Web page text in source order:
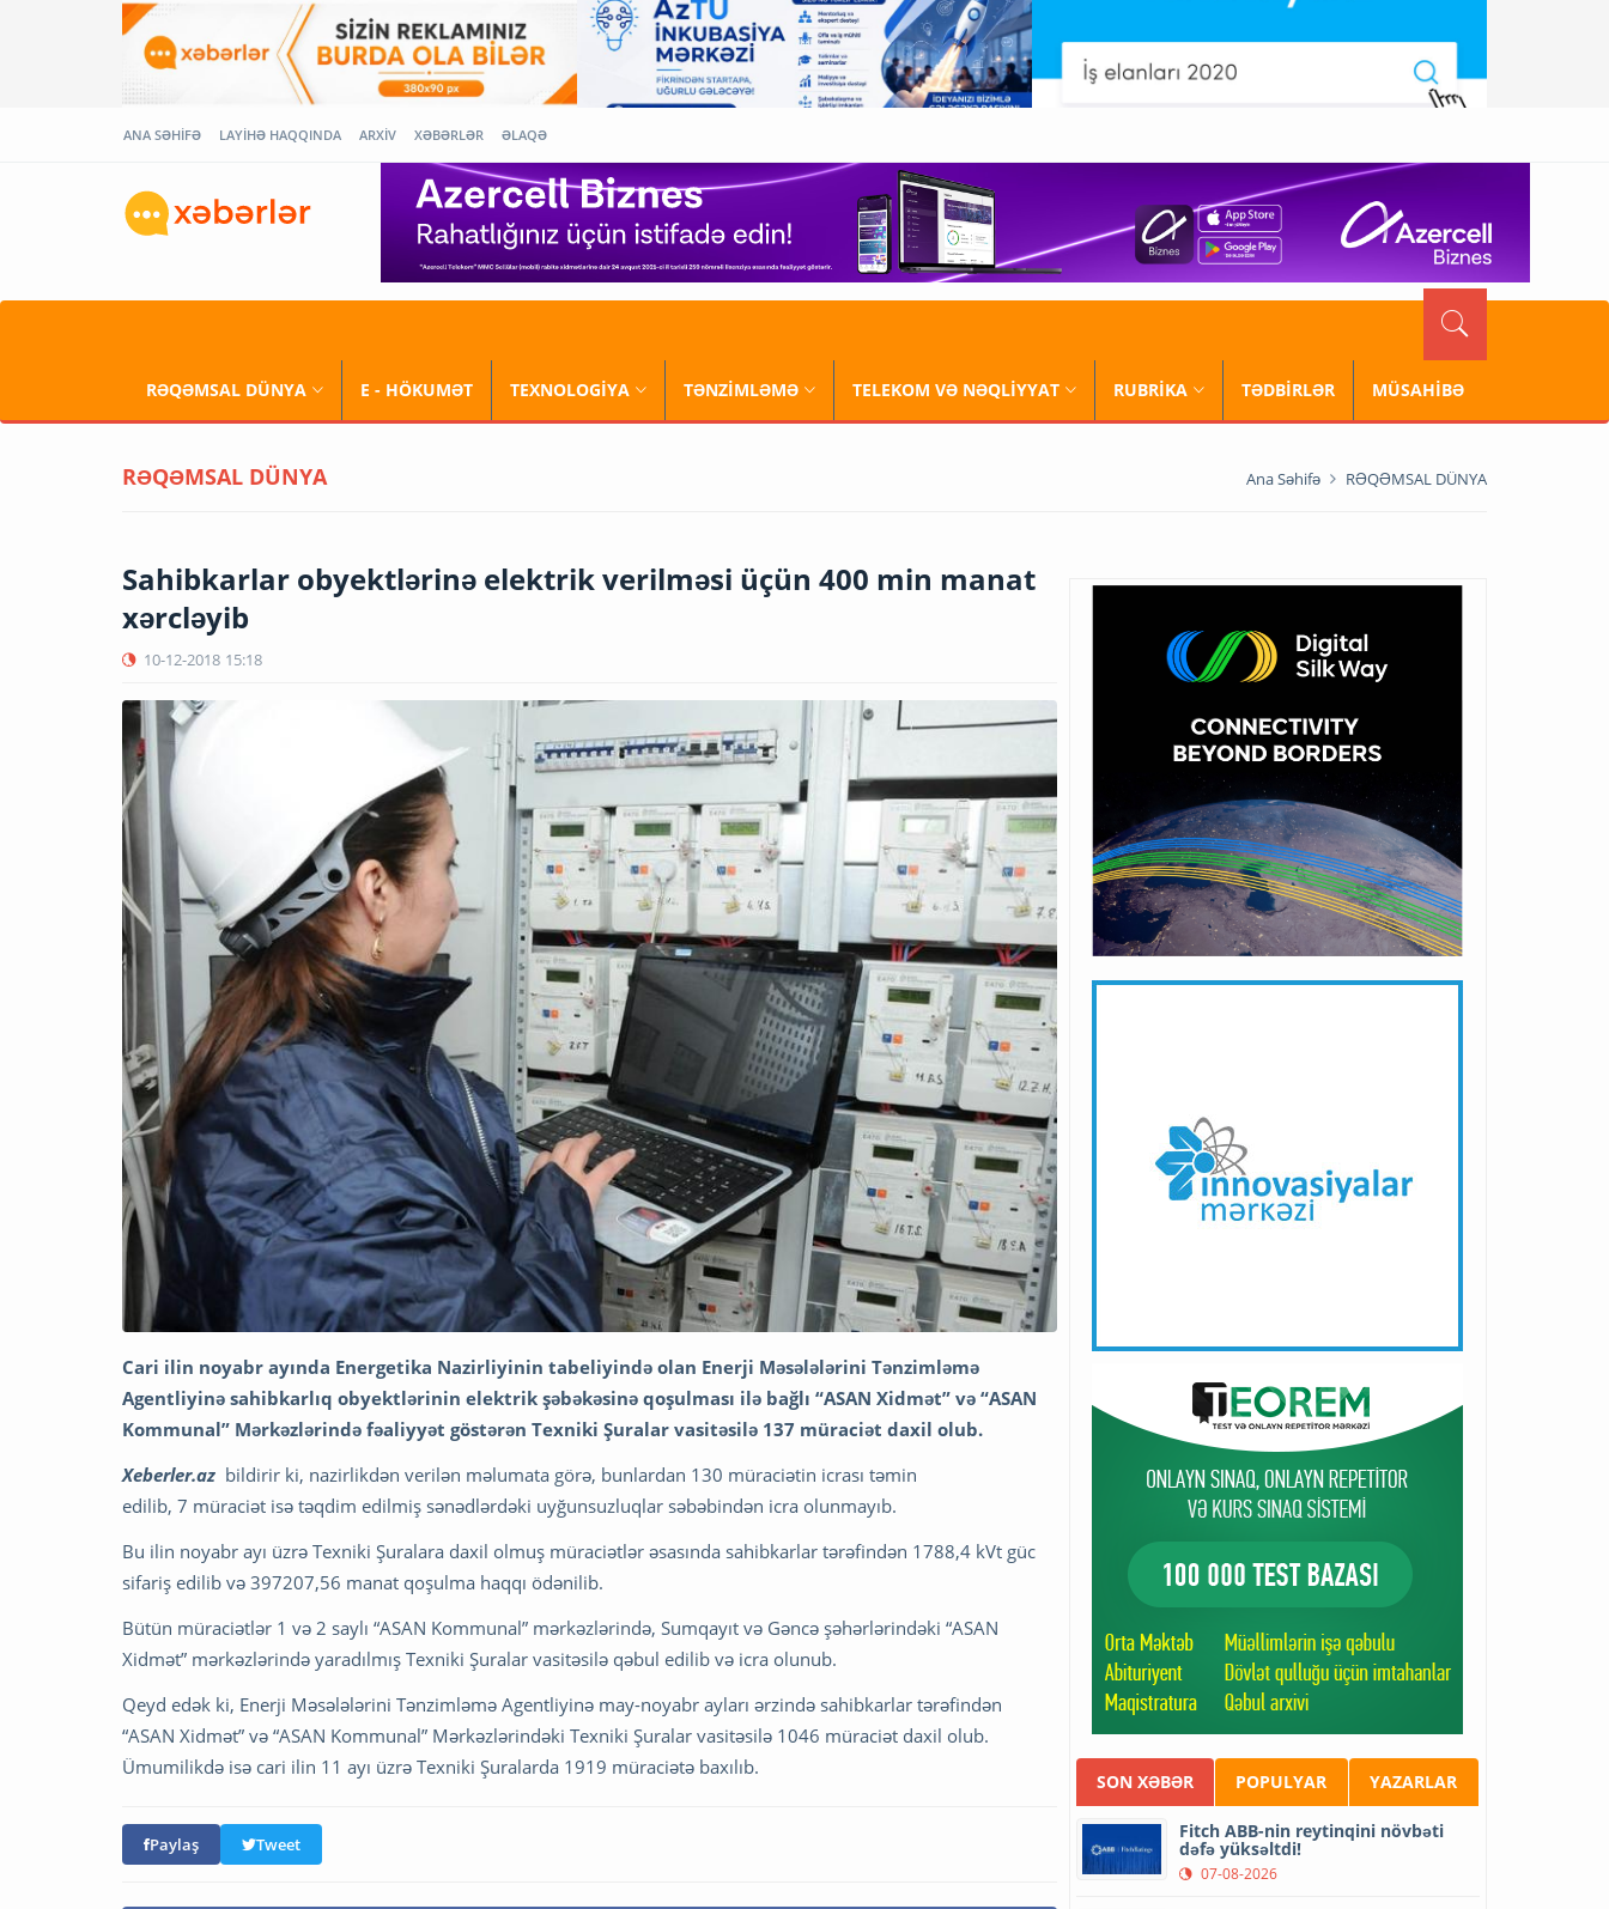
ANA SƏHİFƏ LAYİHƏ HAQQINDA ARXİV XƏBƏRLƏR ƏLAQƏ
RƏQƏMSAL DÜNYA E - HÖKUMƏT TEXNOLOGİYA TƏNZİMLƏMƏ TELEKOM VƏ NƏQLİYYAT RUBRİKA TƏDBİRLƏR MÜSAHİBƏ
RƏQƏMSAL DÜNYA Ana Səhifə RƏQƏMSAL DÜNYA
Sahibkarlar obyektlərinə elektrik verilməsi üçün 400 min manat
xərcləyib
10-12-2018 15:18
Cari ilin noyabr ayında Energetika Nazirliyinin tabeliyində olan Enerji Məsələlərini Tənzimləmə
Agentliyinə sahibkarlıq obyektlərinin elektrik şəbəkəsinə qoşulması ilə bağlı “ASAN Xidmət” və “ASAN
Kommunal” Mərkəzlərində fəaliyyət göstərən Texniki Şuralar vasitəsilə 137 müraciət daxil olub.
Xeberler.az bildirir ki, nazirlikdən verilən məlumata görə, bunlardan 130 müraciətin icrası təmin
edilib, 7 müraciət isə təqdim edilmiş sənədlərdəki uyğunsuzluqlar səbəbindən icra olunmayıb.
Bu ilin noyabr ayı üzrə Texniki Şuralara daxil olmuş müraciətlər əsasında sahibkarlar tərəfindən 1788,4 kVt güc
sifariş edilib və 397207,56 manat qoşulma haqqı ödənilib.
Bütün müraciətlər 1 və 2 saylı “ASAN Kommunal” mərkəzlərində, Sumqayıt və Gəncə şəhərlərindəki “ASAN
Xidmət” mərkəzlərində yaradılmış Texniki Şuralar vasitəsilə qəbul edilib və icra olunub.
Qeyd edək ki, Enerji Məsələlərini Tənzimləmə Agentliyinə may-noyabr ayları ərzində sahibkarlar tərəfindən
“ASAN Xidmət” və “ASAN Kommunal” Mərkəzlərindəki Texniki Şuralar vasitəsilə 1046 müraciət daxil olub.
Ümumilikdə isə cari ilin 11 ayı üzrə Texniki Şuralarda 1919 müraciətə baxılıb.
Paylaş Tweet
SON XƏBƏR POPULYAR YAZARLAR
Fitch ABB-nin reytinqini növbəti
dəfə yüksəltdi!
07-08-2026